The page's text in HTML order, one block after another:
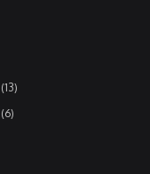
1313
produktů
66
produktů